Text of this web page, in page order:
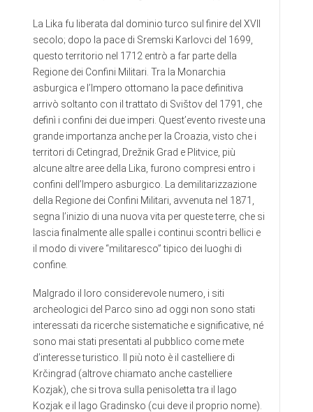
La Lika fu liberata dal dominio turco sul finire del XVII
secolo; dopo la pace di Sremski Karlovci del 1699,
questo territorio nel 1712 entrò a far parte della
Regione dei Confini Militari. Tra la Monarchia
asburgica e l’Impero ottomano la pace definitiva
arrivò soltanto con il trattato di Svištov del 1791, che
definì i confini dei due imperi. Quest’evento riveste una
grande importanza anche per la Croazia, visto che i
territori di Cetingrad, Drežnik Grad e Plitvice, più
alcune altre aree della Lika, furono compresi entro i
confini dell’Impero asburgico. La demilitarizzazione
della Regione dei Confini Militari, avvenuta nel 1871,
segna l’inizio di una nuova vita per queste terre, che si
lascia finalmente alle spalle i continui scontri bellici e
il modo di vivere “militaresco” tipico dei luoghi di
confine.
Malgrado il loro considerevole numero, i siti
archeologici del Parco sino ad oggi non sono stati
interessati da ricerche sistematiche e significative, né
sono mai stati presentati al pubblico come mete
d’interesse turistico. Il più noto è il castelliere di
Krčingrad (altrove chiamato anche castelliere
Kozjak), che si trova sulla penisoletta tra il lago
Kozjak e il lago Gradinsko (cui deve il proprio nome).